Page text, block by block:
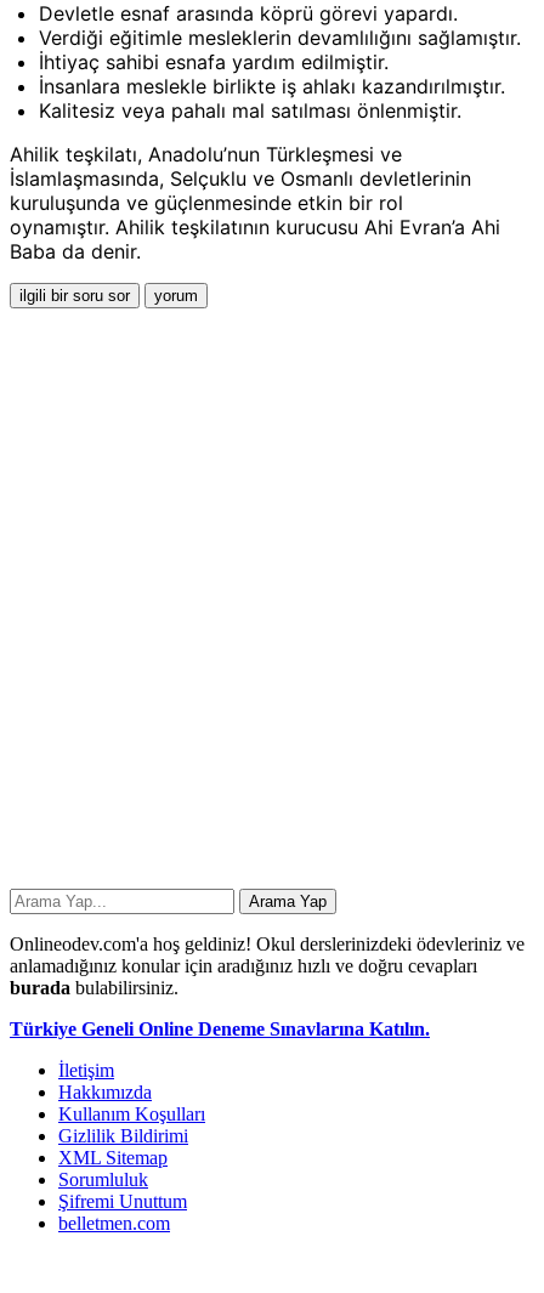
Devletle esnaf arasında köprü görevi yapardı.
Verdiği eğitimle mesleklerin devamlılığını sağlamıştır.
İhtiyaç sahibi esnafa yardım edilmiştir.
İnsanlara meslekle birlikte iş ahlakı kazandırılmıştır.
Kalitesiz veya pahalı mal satılması önlenmiştir.
Ahilik teşkilatı, Anadolu’nun Türkleşmesi ve
İslamlaşmasında, Selçuklu ve Osmanlı devletlerinin
kuruluşunda ve güçlenmesinde etkin bir rol
oynamıştır. Ahilik teşkilatının kurucusu Ahi Evran’a Ahi
Baba da denir.
Onlineodev.com'a hoş geldiniz! Okul derslerinizdeki ödevleriniz ve
anlamadığınız konular için aradığınız hızlı ve doğru cevapları
burada bulabilirsiniz.
Türkiye Geneli Online Deneme Sınavlarına Katılın.
İletişim
Hakkımızda
Kullanım Koşulları
Gizlilik Bildirimi
XML Sitemap
Sorumluluk
Şifremi Unuttum
belletmen.com